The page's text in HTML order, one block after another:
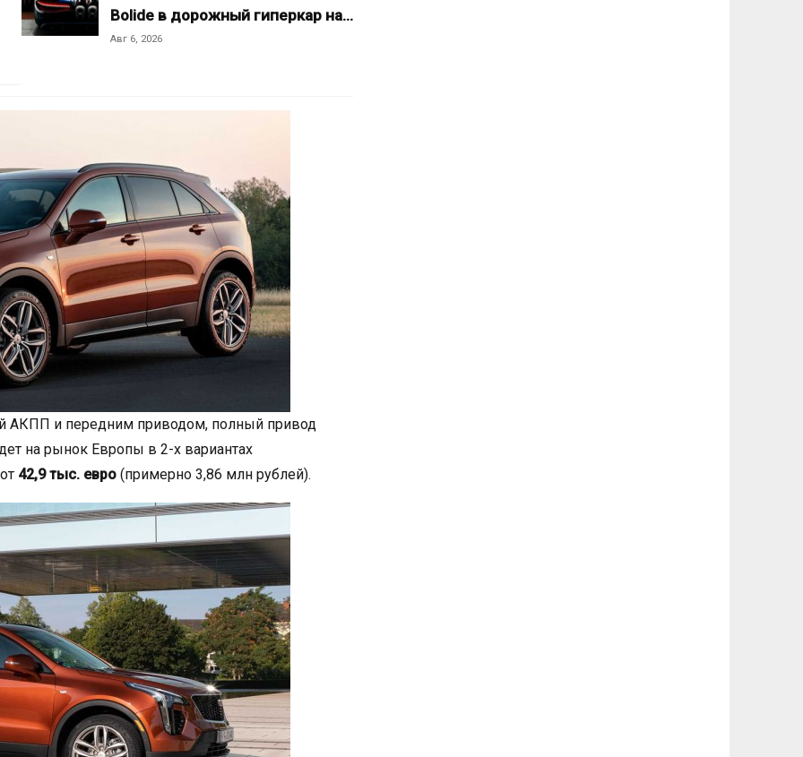
Bolide в дорожный гиперкар на…
Авг 6, 2026
АКПП и передним приводом, полный привод
на рынок Европы в 2-х вариантах
42,9 тыс. евро (примерно 3,86 млн рублей).